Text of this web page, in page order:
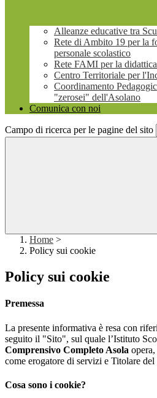
Alleanze educative tra
Rete di Ambito 19 per la
personale scolastico
Rete FAMI per la
Centro Territoriale per
Coordinamento
"zerosei" dell'Asolano
Comunica con noi
Campo di ricerca per le pagine del sito
Home >
Policy sui cookie
Policy sui cookie
Premessa
La presente informativa è resa con
seguito il "Sito", sul quale l’Istituto
Comprensivo Completo Asola
come erogatore di servizi e Titolare
Cosa sono i cookie?